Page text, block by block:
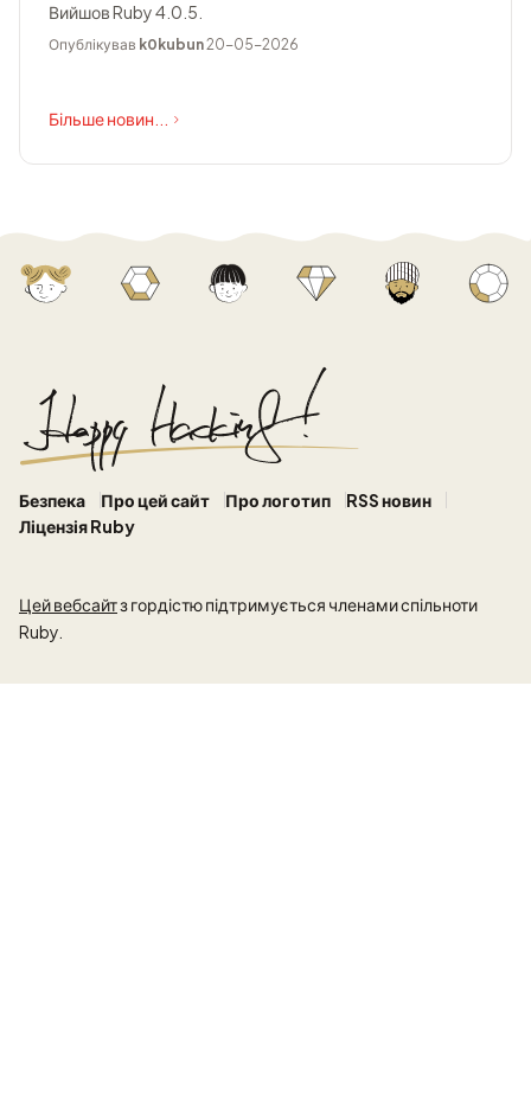
Вийшов Ruby 4.0.5.
Опублікував k0kubun20-05-2026
Більше новин...
Безпека Про цей сайт Про логотип
RSS новин
Ліцензія Ruby
Цей вебсайтз гордістю підтримується членами спільноти
Ruby.